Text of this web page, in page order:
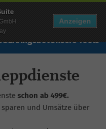
uns Free Account
SEAAngebotUnsere Tools
schon ab 499€.
und Umsätze über
Anzeigen